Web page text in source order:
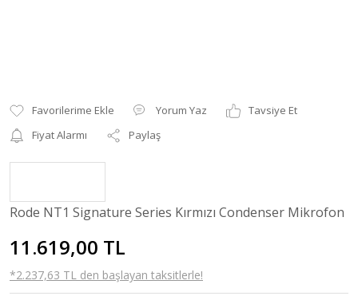
Yorum Yaz
Tavsiye Et
Fiyat Alarmı
Paylaş
Rode NT1 Signature Series Kırmızı Condenser Mikrofon
11.619,00 TL
*2.237,63 TL den başlayan taksitlerle!